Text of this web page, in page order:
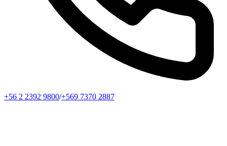
+56 2 2392 9800/+569 7370 2887